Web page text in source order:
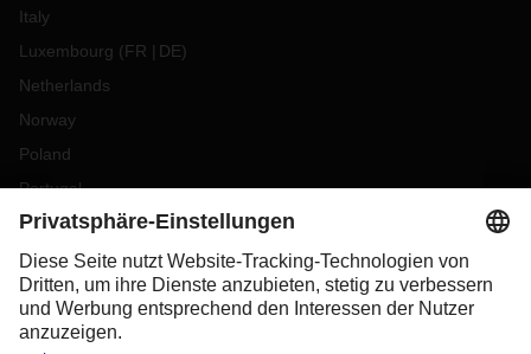
Italy
Luxembourg (FR DE)
Netherlands
Norway
Poland
Portugal
Romania
Slovakia
Spain
Sweden